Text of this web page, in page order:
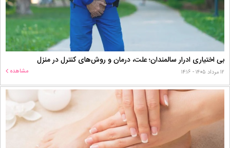
بی اختیاری ادرار سالمندان؛ علت، درمان و روش‌های کنترل در منزل
۱۲ مرداد ۱۴۰۵ - ۱۴:۱۶ مشاهده